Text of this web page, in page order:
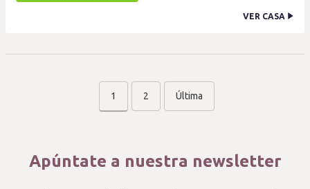
VER CASA
1 2 Última
Apúntate a nuestra newsletter